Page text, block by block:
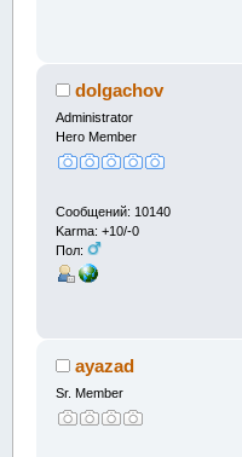
dolgachov
Administrator
Hero Member
Сообщений: 10140
Karma: +10/-0
Пол:
ayazad
Sr. Member